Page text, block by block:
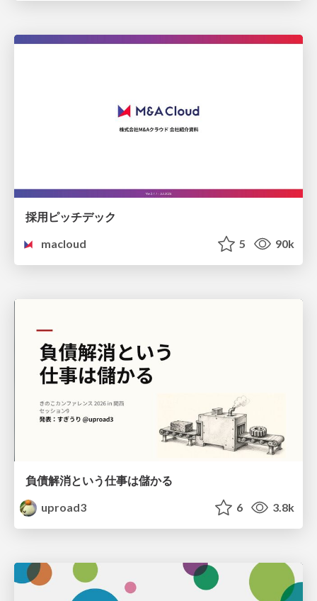
採用ピッチデック
macloud
5 90k
負債解消という仕事は儲かる
uproad3
6 3.8k